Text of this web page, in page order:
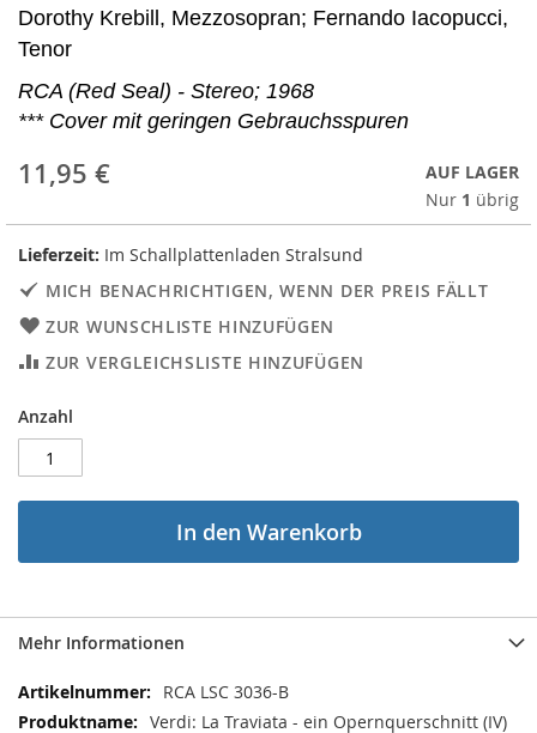
Dorothy Krebill, Mezzosopran; Fernando Iacopucci,
Tenor
RCA (Red Seal) - Stereo; 1968
*** Cover mit geringen Gebrauchsspuren
11,95 €
AUF LAGER
Nur 1 übrig
Lieferzeit: Im Schallplattenladen Stralsund
MICH BENACHRICHTIGEN, WENN DER PREIS FÄLLT
ZUR WUNSCHLISTE HINZUFÜGEN
ZUR VERGLEICHSLISTE HINZUFÜGEN
Anzahl
In den Warenkorb
Mehr Informationen
Mehr
Informationen
RCA LSC 3036-B
Verdi: La Traviata - ein Opernquerschnitt (IV)